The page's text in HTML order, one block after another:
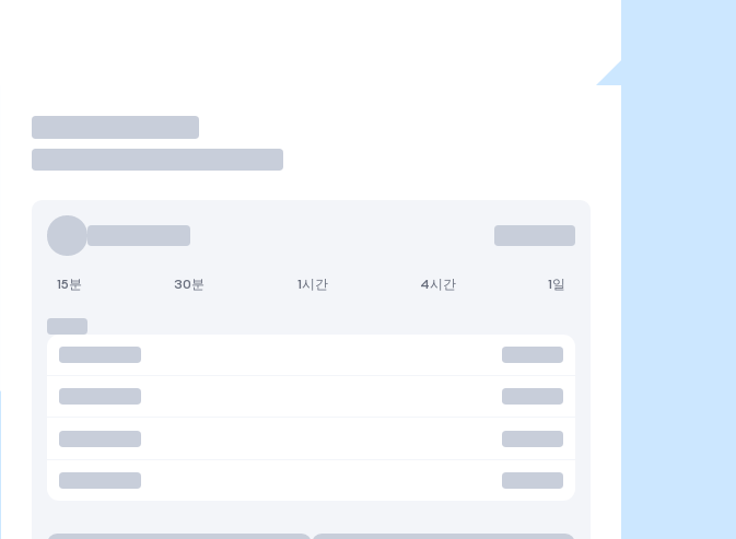
거래
15분 30분 1시간 4시간 1일